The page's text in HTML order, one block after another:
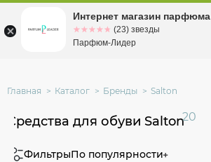
Омскул. Заозерная, 11, к. 1
Главная Каталог Бренды Salton
Средства для обуви Salton20
ФильтрыПо популярности
Интернет магазин парфюма
☆☆☆☆☆
★★★★★ (23) звезды
Парфюм-Лидер